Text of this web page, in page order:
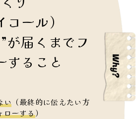
コール）
が届くまでフ
すること
い （最終的に伝えたい方
ローする）